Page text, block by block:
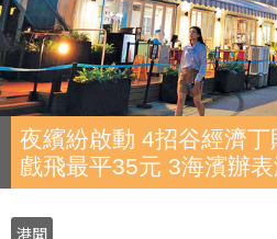
夜繽紛啟動 4招谷經濟
戲飛最平35元 3海濱辦
港聞